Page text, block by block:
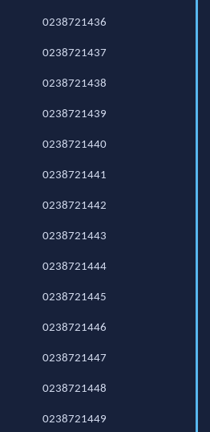
0238721436
0238721437
0238721438
0238721439
0238721440
0238721441
0238721442
0238721443
0238721444
0238721445
0238721446
0238721447
0238721448
0238721449